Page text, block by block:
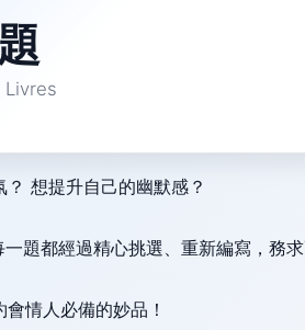
Livres
想提升自己的幽默感？
題都經過精心挑選、重新編寫，務求
情人必備的妙品！